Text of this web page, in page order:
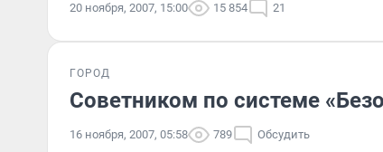
20 ноября, 2007, 15:00 15 854 21
ГОРОД
Советником по системе
16 ноября, 2007, 05:58 789 Обсудить